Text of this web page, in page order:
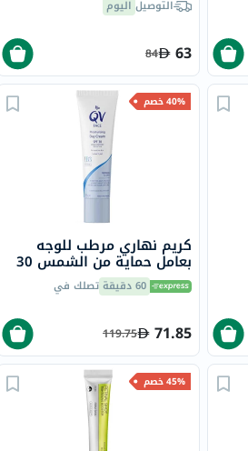
التوصيل اليوم
63
84
40% خصم
كريم نهاري مرطب للوجه
بعامل حماية من الشمس 30
إيغو كيو في للوجه، 75 مل
60 دقيقة تصلك في
71.85
119.75
45% خصم